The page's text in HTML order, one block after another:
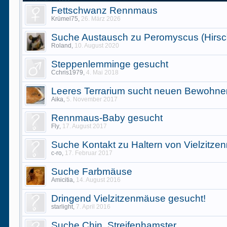
Fettschwanz Rennmaus
Krümel75, 26. März 2026
Suche Austausch zu Peromyscus
Roland , 10. August 2020
Steppenlemminge gesucht
Cchris1979,4. Mai 2018
Leeres Terrarium sucht neuen
Aika, 5. November 2017
Rennmaus-Baby gesucht
Fly, 17. August 2017
Suche Kontakt zu Haltern von
c-ro, 17. Februar 2017
Suche Farbmäuse
Amicitia, 14. August 2016
Dringend Vielzitzenmäuse gesucht!
starlight, 7. April 2016